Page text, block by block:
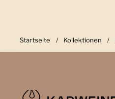
Startseite / Kollektionen /